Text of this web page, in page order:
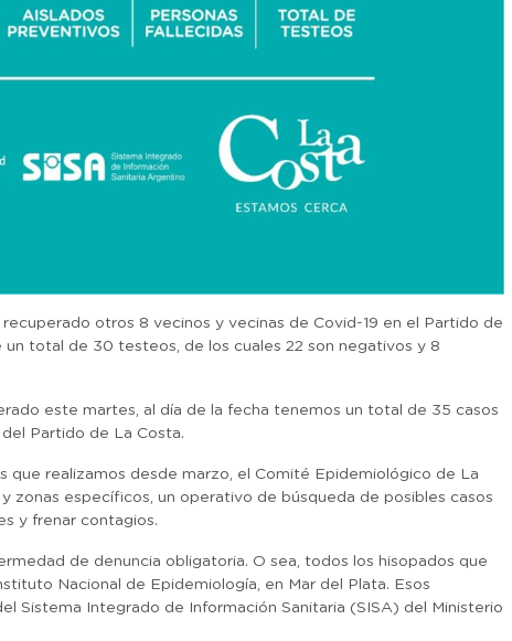
otros 8 vecinos y vecinas de Covid-19 en el Partido de
un total de 30 testeos, de los cuales 22 son negativos y 8
este martes, al día de la fecha tenemos un total de 35 casos
Partido de La Costa.
que realizamos desde marzo, el Comité Epidemiológico de La
zonas específicos, un operativo de búsqueda de posibles casos
y frenar contagios.
de denuncia obligatoria. O sea, todos los hisopados que
Nacional de Epidemiología, en Mar del Plata. Esos
Sistema Integrado de Información Sanitaria (SISA) del Ministerio